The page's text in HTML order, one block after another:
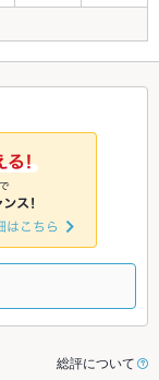
◎ ◎
9/1 9/2
◎
総評について